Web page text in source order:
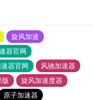
旋风加速
器官网
器官网
风驰加速器
版
旋风加速度器
原子加速器